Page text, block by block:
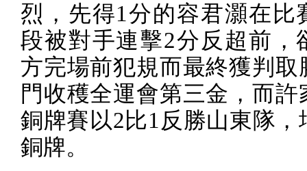
烈，先得1分的容君灝在比
段被對手連擊2分反超前，
方完場前犯規而最終獲判取
門收穫全運會第三金，而許
銅牌賽以2比1 反勝山東隊，
銅牌。